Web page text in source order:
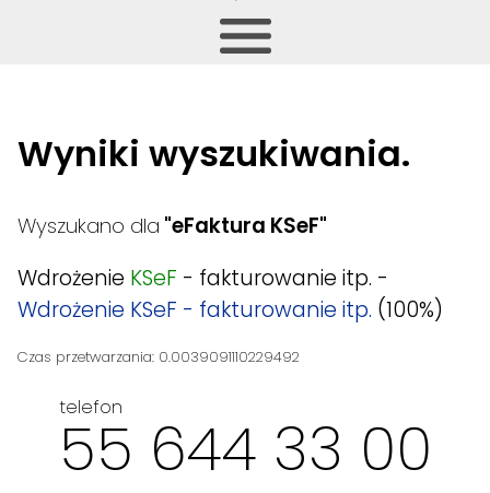
Wyniki wyszukiwania.
Wyszukano dla "eFaktura KSeF"
Wdrożenie KSeF - fakturowanie itp. -
Wdrożenie KSeF - fakturowanie itp. (100%)
Czas przetwarzania: 0.0039091110229492
telefon
55 644 33 00